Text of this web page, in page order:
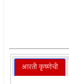
आरती कृष्णेची